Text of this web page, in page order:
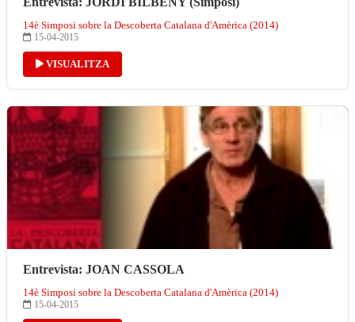
14è Simposi sobre la Descoberta Catalana d'Amèrica (2014)
15-04-2015
VISUALITZA
Entrevista: JOAN CASSOLA
14è Simposi sobre la Descoberta Catalana d'Amèrica (2014)
15-04-2015